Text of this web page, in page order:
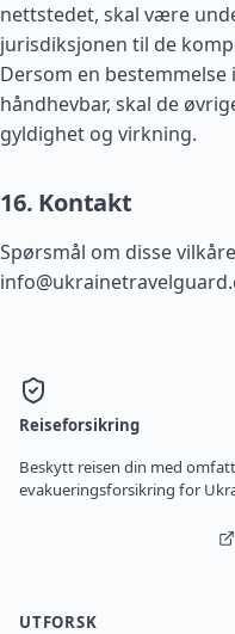
nettstedet, skal være
jurisdiksjonen til de
Dersom en bestemmelse
håndhevbar, skal de
gyldighet og virkning.
16. Kontakt
Spørsmål om disse
Reiseforsikring
Beskytt reisen din med
evakueringsforsikring for
UTFORSK